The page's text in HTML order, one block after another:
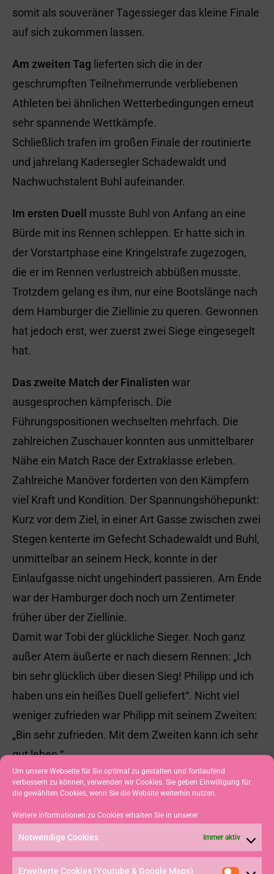
Um unsere Webseite für Sie optimal zu gestalten und fortlaufend
verbessern zu können, verwenden wir Cookies. Sie geben Einwilligung für
die gewählten Cookies, wenn Sie die Website weiterhin nutzen.
Weitere Informationen zu Cookies erhalten Sie in unserer
Notwendige Cookies Immer aktiv
Erweiterte Cookies (Youtube & Google Maps)
somit als souveräner Tagessieger das kleine Finale
auf sich zukommen lassen.
Am zweiten Tag lieferten sich die in der
geschrumpften Teilnehmerrunde verbliebenen
Athleten bei ähnlichen Wetterbedingungen erneut
sehr spannende Wettkämpfe.
Schließlich trafen im großen Finale der routinierte
und jahrelang Kadersegler Schadewaldt und
Nachwuchstalent Buhl aufeinander.
Im ersten Duell
musste Buhl von Anfang an eine
Bürde mit ins Rennen schleppen. Er hatte sich in
der Vorstartphase eine Kringelstrafe zugezogen,
die er im Rennen verlustreich abbüßen musste.
Trotzdem gelang es ihm, nur eine Bootslänge nach
dem Hamburger die Ziellinie zu queren. Gewonnen
hat jedoch erst, wer zuerst zwei Siege eingesegelt
hat.
Das zweite Match der Finalisten war
ausgesprochen kämpferisch. Die
Führungspositionen wechselten mehrfach. Die
zahlreichen Zuschauer konnten aus unmittelbarer
Nähe ein Match Race der Extraklasse erleben.
Zahlreiche Manöver forderten von den Kämpfern
viel Kraft und Kondition. Der Spannungshöhepunkt:
Kurz vor dem Ziel, in einer Art Gasse zwischen zwei
Stegen kenterte im Gefecht Schadewaldt und Buhl,
unmittelbar an seinem Heck, konnte in der
Einlaufgasse nicht ungehindert passieren. Am Ende
war der Hamburger doch noch um Zentimeter
früher über der Ziellinie.
Damit war Tobi der glückliche Sieger. Noch ganz
außer Atem äußerte er nach diesem Rennen: „Ich
bin sehr glücklich über diesen Sieg! Philipp und ich
haben uns ein heißes Duell geliefert“. Nicht viel
weniger zufrieden war Philipp mit seinem Zweiten:
„Bin sehr zufrieden. Mit dem Zweiten kann ich sehr
gut leben.“
Die vom Norddeutschen Regattaverein
erstmals initiiert und organisiert vom ehemaligen
Bundestrainer Klaus Lahme, hat sich unter den
eingeladenen Eliteseglern in kürzester Zeit zu